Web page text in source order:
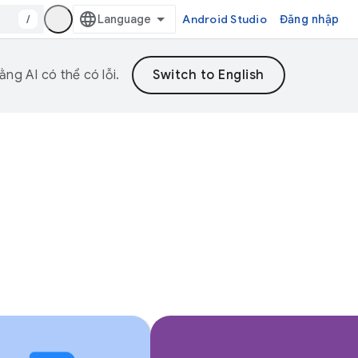
/ Android Studio Đăng nhập
AI có thể có lỗi.